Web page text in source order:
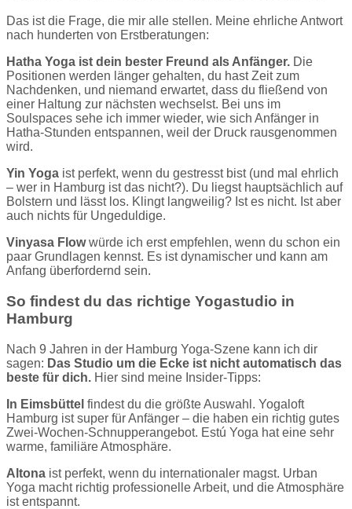
Das ist die Frage, die mir alle stellen. Meine ehrliche Antwort
nach hunderten von Erstberatungen:
Hatha Yoga ist dein bester Freund als Anfänger. Die
Positionen werden länger gehalten, du hast Zeit zum
Nachdenken, und niemand erwartet, dass du fließend von
einer Haltung zur nächsten wechselst. Bei uns im
Soulspaces sehe ich immer wieder, wie sich Anfänger in
Hatha-Stunden entspannen, weil der Druck rausgenommen
wird.
Yin Yoga ist perfekt, wenn du gestresst bist (und mal ehrlich
– wer in Hamburg ist das nicht?). Du liegst hauptsächlich auf
Bolstern und lässt los. Klingt langweilig? Ist es nicht. Ist aber
auch nichts für Ungeduldige.
Vinyasa Flowwürde ich erst empfehlen, wenn du schon ein
paar Grundlagen kennst. Es ist dynamischer und kann am
Anfang überfordernd sein.
So findest du das richtige Yogastudio in
Hamburg
Nach 9 Jahren in der Hamburg Yoga-Szene kann ich dir
sagen: Das Studio um die Ecke ist nicht automatisch das
beste für dich. Hier sind meine Insider-Tipps:
In Eimsbüttel findest du die größte Auswahl. Yogaloft
Hamburg ist super für Anfänger – die haben ein richtig gutes
Zwei-Wochen-Schnupperangebot. Estú Yoga hat eine sehr
warme, familiäre Atmosphäre.
Altona ist perfekt, wenn du internationaler magst. Urban
Yoga macht richtig professionelle Arbeit, und die Atmosphäre
ist entspannt.